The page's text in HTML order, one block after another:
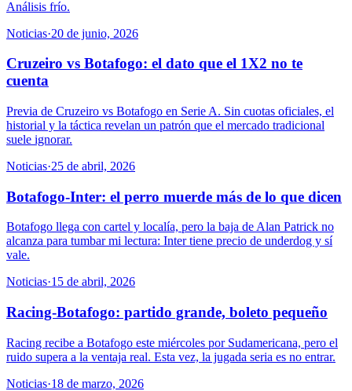
Análisis frío.
Noticias·20 de junio, 2026
Cruzeiro vs Botafogo: el dato que el 1X2 no te
cuenta
Previa de Cruzeiro vs Botafogo en Serie A. Sin cuotas oficiales, el
historial y la táctica revelan un patrón que el mercado tradicional
suele ignorar.
Noticias·25 de abril, 2026
Botafogo-Inter: el perro muerde más de lo que dicen
Botafogo llega con cartel y localía, pero la baja de Alan Patrick no
alcanza para tumbar mi lectura: Inter tiene precio de underdog y sí
vale.
Noticias·15 de abril, 2026
Racing-Botafogo: partido grande, boleto pequeño
Racing recibe a Botafogo este miércoles por Sudamericana, pero el
ruido supera a la ventaja real. Esta vez, la jugada seria es no entrar.
Noticias·18 de marzo, 2026